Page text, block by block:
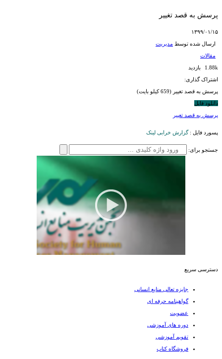
پرسش به قصد تغییر
۱۳۹۹/۰۱/۱۵
ارسال شده توسط مدیریت
مقالات
1.88k بازدید
اشتراک گذاری:
پرسش به قصد تغییر (659 کیلو بایت)
دانلود فایل
پرسش به قصد تغییر
پسورد فایل :گزارش خرابی لینک
جستجو برای:
دسترسی سریع
جایزه تعالی منابع انسانی
گواهینامه حرفه ای
عضویت
دوره های آموزشی
تقویم آموزشی
فروشگاه کتاب